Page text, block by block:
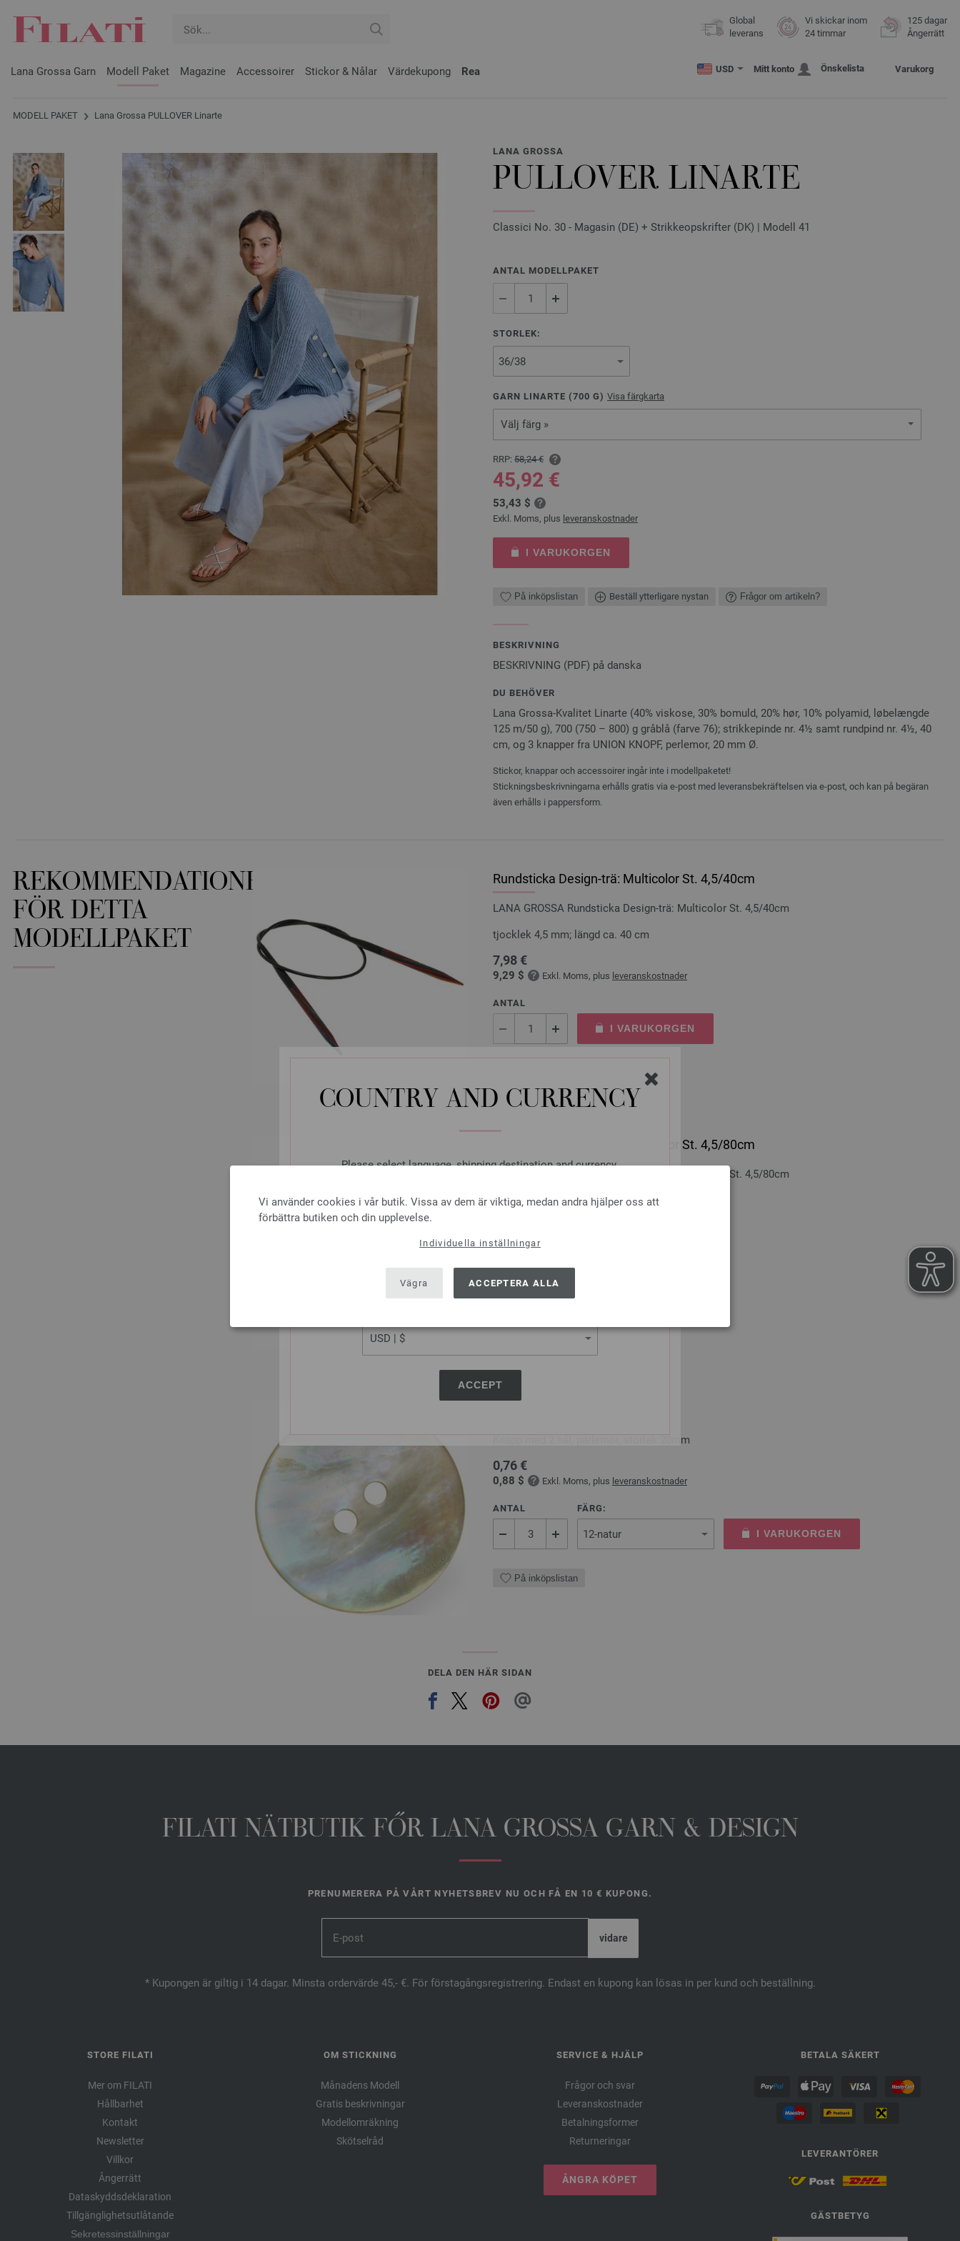
COUNTRY AND CURRENCY
Please select language, shipping destination and currency.
SHIPPING TO
USA - The United States of America
ACCEPT
Vi använder cookies i vår butik. Vissa av dem är viktiga, medan andra hjälper oss att
förbättra butiken och din upplevelse.
Individuella inställningar
Vägra ACCEPTERA ALLA
Global
leverans
Vi skickar inom
24 timmar
125 dagar
Ångerrätt
Lana Grossa Garn Modell Paket Magazine Accessoirer Stickor & Nålar Värdekupong Rea USD Mitt konto Önskelista Varukorg
MODELL PAKET Lana Grossa PULLOVER Linarte
LANA GROSSA
PULLOVER LINARTE
Classici No. 30 - Magasin (DE) + Strikkeopskrifter (DK) | Modell 41
ANTAL MODELLPAKET
STORLEK:
GARN LINARTE (700 G) Visa färgkarta
Välj färg »
RRP: 58,24 €
45,92 €
53,43 $
Exkl. Moms, plus leveranskostnader
I VARUKORGEN
På inköpslistan Beställ ytterligare nystan Frågor om artikeln?
BESKRIVNING
BESKRIVNING (PDF) på danska
DU BEHÖVER
Lana Grossa-Kvalitet Linarte (40% viskose, 30% bomuld, 20% hør, 10% polyamid, løbelængde
125 m/50 g), 700 (750 – 800) g gråblå (farve 76); strikkepinde nr. 4½ samt rundpind nr. 4½, 40
cm, og 3 knapper fra UNION KNOPF, perlemor, 20 mm Ø.
Stickor, knappar och accessoirer ingår inte i modellpaketet!
Stickningsbeskrivningarna erhålls gratis via e-post med leveransbekräftelsen via e-post, och kan på begäran
även erhålls i pappersform.
REKOMMENDATIONER
FÖR DETTA
MODELLPAKET
Rundsticka Design-trä: Multicolor St. 4,5/40cm
LANA GROSSA Rundsticka Design-trä: Multicolor St. 4,5/40cm
tjocklek 4,5 mm; längd ca. 40 cm
7,98 €
9,29 $ Exkl. Moms, plus leveranskostnader
ANTAL
I VARUKORGEN
Rundsticka Design-trä: Multicolor St. 4,5/80cm
LANA GROSSA Rundsticka Design-trä: Multicolor St. 4,5/80cm
tjocklek 4,5 mm; längd ca. 80 cm
9,29 $
ANTAL
Knapp med 2 hål, pärlemor, storlek 20mm
0,76 €
0,88 $ Exkl. Moms, plus leveranskostnader
ANTAL FÄRG:
I VARUKORGEN
På inköpslistan
DELA DEN HÄR SIDAN
FILATI NÄTBUTIK FŐR LANA GROSSA GARN & DESIGN
PRENUMERERA PÅ VÅRT NYHETSBREV NU OCH FÅ EN 10 € KUPONG.
* Kupongen är giltig i 14 dagar. Minsta ordervärde 45,- €. För förstagångsregistrering. Endast en kupong kan lösas in per kund och beställning.
STORE FILATI
Mer om FILATI
Hållbarhet
Kontakt
Newsletter
Villkor
Ångerrätt
Dataskyddsdeklaration
Tillgänglighetsutlåtande
Sekretessinställningar
OM STICKNING
Månadens Modell
Gratis beskrivningar
Modellomräkning
Skötselråd
SERVICE & HJÄLP
Frågor och svar
Leveranskostnader
Betalningsformer
Returneringar
ÅNGRA KÖPET
BETALA SÄKERT
LEVERANTÖRER
GÄSTBETYG